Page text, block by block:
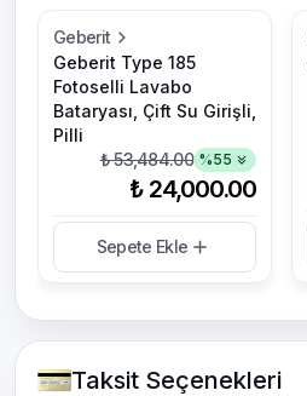
Geberit
Geberit Type 185
Fotoselli Lavabo
Bataryası, Çift Su Girişli,
Pilli
₺ 53,484.00 %55
₺ 24,000.00
Sepete Ekle
Taksit Seçenekleri